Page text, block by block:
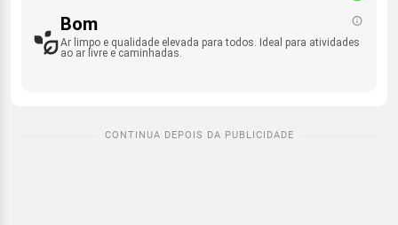
Bom
Ar limpo e qualidade elevada para todos. Ideal para atividades
ao ar livre e caminhadas.